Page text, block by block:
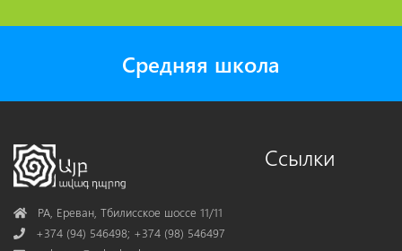
Средняя школа
AddressРА, Ереван, Тбилисское шоссе 11/11
Phone+374 (94) 546498; +374 (98) 546497
Ссылки